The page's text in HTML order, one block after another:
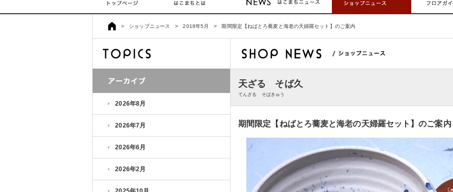
> ショップニュース > 2018年5月 > 期間限定【ねばとろ蕎麦と海老の天婦羅セット】のご案内
2026年8月
2026年7月
2026年6月
2026年2月
天ざる そば久
てんざる そばきゅう
期間限定【ねばとろ蕎麦と海老の天婦羅セット】のご案内